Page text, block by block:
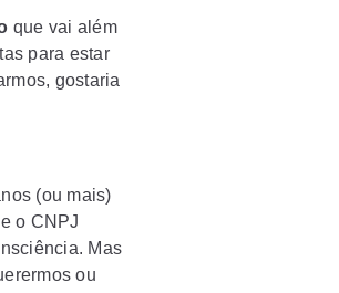
que vai além
para estar
gostaria
(ou mais)
o CNPJ
Mas
ou